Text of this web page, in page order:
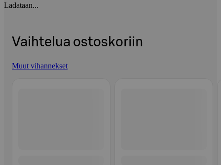
Ladataan...
Vaihtelua ostoskoriin
Muut vihannekset